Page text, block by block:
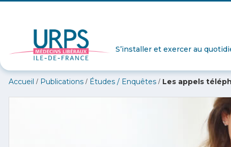
S’installer et exercer au
Accueil / Publications / Études / Enquêtes / Les appels